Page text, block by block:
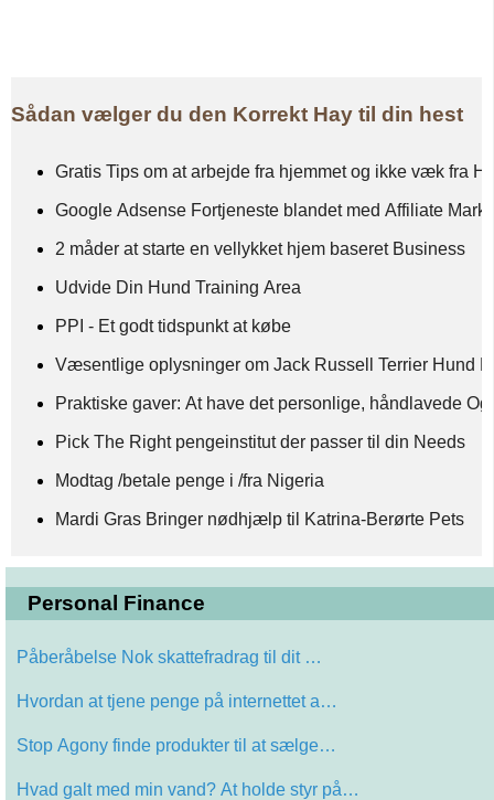
Sådan vælger du den Korrekt Hay til din hest
Gratis Tips om at arbejde fra hjemmet og ikke væk fra
Google Adsense Fortjeneste blandet med Affiliate
2 måder at starte en vellykket hjem baseret Business
Udvide Din Hund Training Area
PPI - Et godt tidspunkt at købe
Væsentlige oplysninger om Jack Russell Terrier Hund
Praktiske gaver: At have det personlige, håndlavede
Pick The Right pengeinstitut der passer til din Needs
Modtag /betale penge i /fra Nigeria
Mardi Gras Bringer nødhjælp til Katrina-Berørte Pets
Personal Finance
Påberåbelse Nok skattefradrag til dit …
Hvordan at tjene penge på internettet a…
Stop Agony finde produkter til at sælge…
Hvad galt med min vand? At holde styr på…